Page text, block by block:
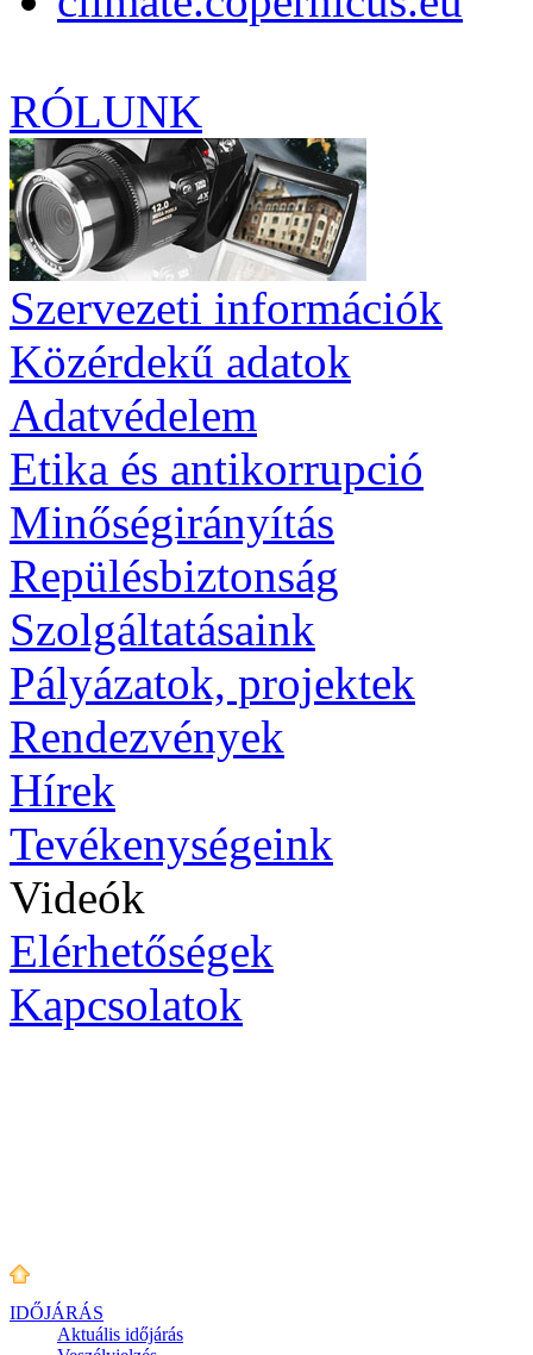
RÓLUNK
Szervezeti információk
Közérdekű adatok
Adatvédelem
Etika és antikorrupció
Minőségirányítás
Repülésbiztonság
Szolgáltatásaink
Pályázatok, projektek
Rendezvények
Hírek
Tevékenységeink
Videók
Elérhetőségek
Kapcsolatok
IDŐJÁRÁS
Aktuális időjárás